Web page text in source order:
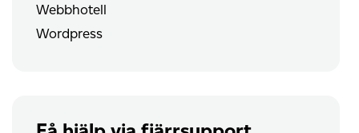
Webbhotell
Wordpress